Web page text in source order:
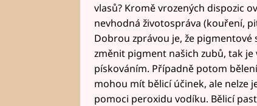
vlasů? Kromě vrozených dispozic
nevhodná životospráva (kouření,
Dobrou zprávou je, že
změnit pigment našich zubů, tak
pískováním. Případně potom
mohou mít bělicí účinek, ale nelze
pomoci peroxidu vodíku. Bělicí